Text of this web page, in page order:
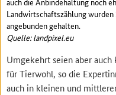
Landwirtschaftszählung
angebunden gehalten.
Quelle: landpixel.eu
Umgekehrt seien aber
für Tierwohl, so die
auch in kleinen und